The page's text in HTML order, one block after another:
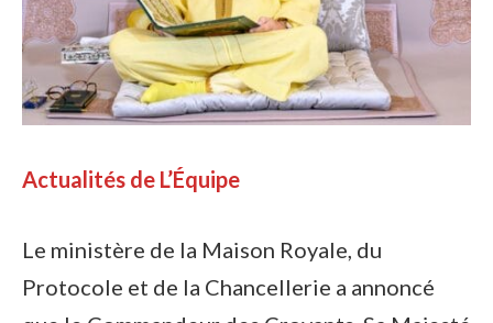
Actualités de L’Équipe
Le ministère de la Maison Royale, du
Protocole et de la Chancellerie a annoncé